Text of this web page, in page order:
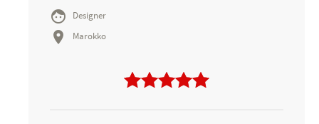
 Designer
 Marokko